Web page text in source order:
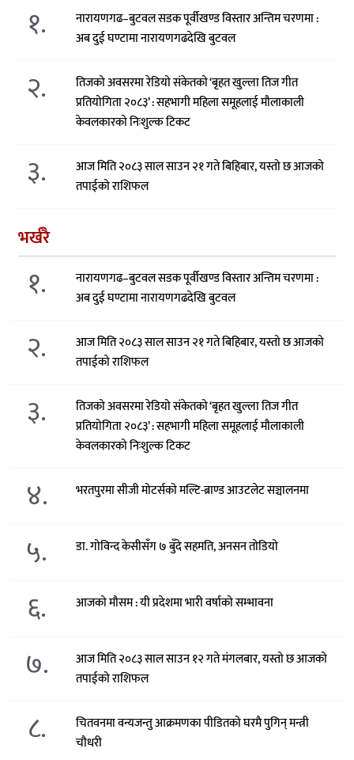
१.
नारायणगढ–बुटवल सडक पूर्वीखण्ड विस्तार अन्तिम चरणमा :
अब दुई घण्टामा नारायणगढदेखि बुटवल
२.
तिजको अवसरमा रेडियो संकेतको ‘बृहत खुल्ला तिज गीत
प्रतियोगिता २०८३’ : सहभागी महिला समूहलाई मौलाकाली
केवलकारको निःशुल्क टिकट
३.
आज मिति २०८३ साल साउन २१ गते बिहिबार, यस्तो छ आजको
तपाईको राशिफल
भर्खरै
१.
नारायणगढ–बुटवल सडक पूर्वीखण्ड विस्तार अन्तिम चरणमा :
अब दुई घण्टामा नारायणगढदेखि बुटवल
२.
आज मिति २०८३ साल साउन २१ गते बिहिबार, यस्तो छ आजको
तपाईको राशिफल
३.
तिजको अवसरमा रेडियो संकेतको ‘बृहत खुल्ला तिज गीत
प्रतियोगिता २०८३’ : सहभागी महिला समूहलाई मौलाकाली
केवलकारको निःशुल्क टिकट
४. भरतपुरमा सीजी मोटर्सको मल्टि-ब्राण्ड आउटलेट सञ्चालनमा
५. डा. गोविन्द केसीसँग ७ बुँदे सहमति, अनसन तोडियो
६. आजको मौसम : यी प्रदेशमा भारी वर्षाको सम्भावना
७.
आज मिति २०८३ साल साउन १२ गते मंगलबार, यस्तो छ आजको
तपाईको राशिफल
८.
चितवनमा वन्यजन्तु आक्रमणका पीडितको घरमै पुगिन् मन्त्री
चौधरी